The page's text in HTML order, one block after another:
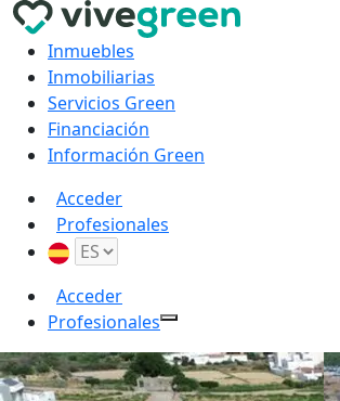
Inmuebles
Inmobiliarias
Servicios Green
Financiación
Información Green
Acceder
Profesionales
Acceder
Profesionales